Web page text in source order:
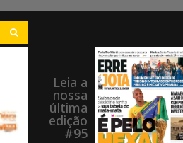
Leia a
nossa
última
edição
#95